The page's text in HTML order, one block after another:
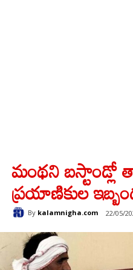
మంథని బస్టాండ్లో
ప్రయాణికుల
By kalamnigha.com 22/05/